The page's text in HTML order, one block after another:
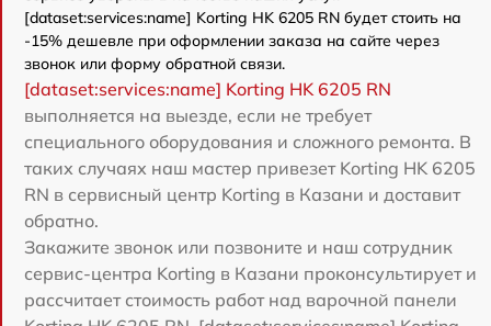
[dataset:services:name] Korting HK 6205 RN будет стоить на
-15% дешевле при оформлении заказа на сайте через
звонок или форму обратной связи.
[dataset:services:name] Korting HK 6205 RN
выполняется на выезде, если не требует
специального оборудования и сложного ремонта. В
таких случаях наш мастер привезет Korting HK 6205
RN в сервисный центр Korting в Казани и доставит
обратно.
Закажите звонок или позвоните и наш сотрудник
сервис-центра Korting в Казани проконсультирует и
рассчитает стоимость работ над варочной панели